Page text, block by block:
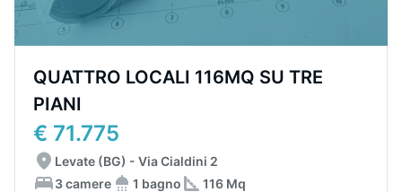
QUATTRO LOCALI 116MQ SU TRE
PIANI
€ 71.775
Levate (BG) - Via Cialdini 2
3 camere
1 bagno 116 Mq